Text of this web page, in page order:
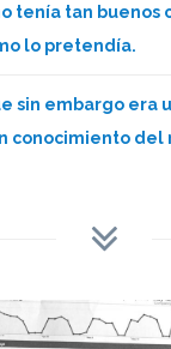
tenía tan buenos
lo pretendía.
sin embargo era
conocimiento del